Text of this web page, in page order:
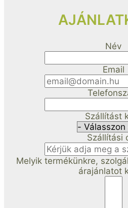
Név
Email
Szállítást
Szállítási
Melyik termékünkre,
árajánlatot